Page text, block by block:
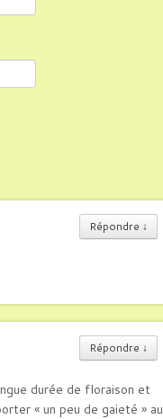
Répondre ↓
Répondre ↓
durée de floraison et
« un peu de gaieté » au